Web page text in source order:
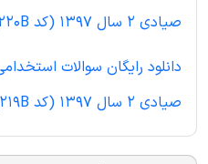
صیادی 2 سال 1397 (کد 220B)
دانلود رایگان سوالات
صیادی 2 سال 1397 (کد 219B)